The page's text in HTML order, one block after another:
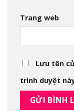
Trang web
Lưu tên
trình duyệt